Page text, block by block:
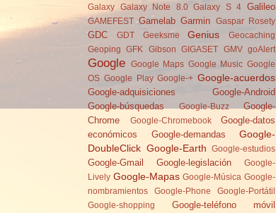
Galaxy Galaxy Note 8.0 Galaxy S 4 Galileo
GAMEFEST Gamelab Garmin Gaspar Rosety
GDC GDT Geeksme Genius
Geocaching
Geoping
GFK Gibson GIGASET GMV goAlert
Google Google Maps Google Music Google
OS Google Play Google-+ Google-acuerdos
Google-adquisiciones
Google-Android
Google-búsquedas
Google-Buzz
Google-
Chrome
Google-Chromebook
Google-datos
económicos
Google-demandas
Google-
DoubleClick Google-Earth Google-estudios
Google-Gmail Google-legislación
Google-
Lively Google-Mapas Google-Música Google-
nombramientos
Google-Phone
Google-Portátil
Google-shopping
Google-teléfono móvil